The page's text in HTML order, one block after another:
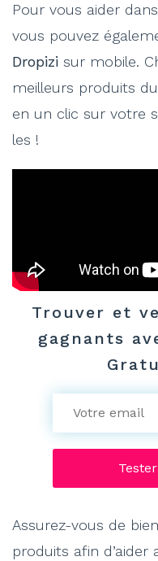
Pour vous aider
vous pouvez
Dropizi sur mobile.
meilleurs produits
en un clic sur votre
les !
Trouver et
gagnants
Assurez-vous de
produits afin d’aider